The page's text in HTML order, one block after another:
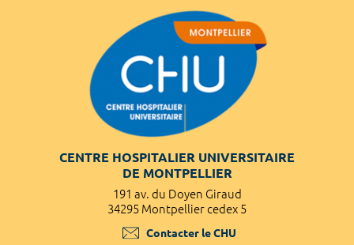
CENTRE HOSPITALIER UNIVERSITAIRE
DE MONTPELLIER
191 av. du Doyen Giraud
34295 Montpellier cedex 5
Contacter le CHU